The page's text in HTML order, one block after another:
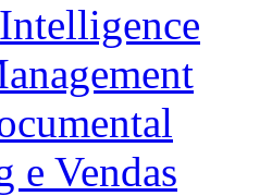
e Vendas